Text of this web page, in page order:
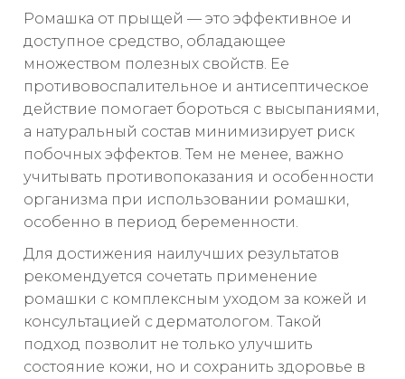
Ромашка от прыщей — это эффективное и
доступное средство, обладающее
множеством полезных свойств. Ее
противовоспалительное и антисептическое
действие помогает бороться с высыпаниями,
а натуральный состав минимизирует риск
побочных эффектов. Тем не менее, важно
учитывать противопоказания и особенности
организма при использовании ромашки,
особенно в период беременности.
Для достижения наилучших результатов
рекомендуется сочетать применение
ромашки с комплексным уходом за кожей и
консультацией с дерматологом. Такой
подход позволит не только улучшить
состояние кожи, но и сохранить здоровье в